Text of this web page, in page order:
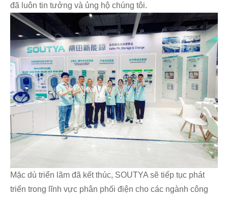
đã luôn tin tưởng và ủng hộ chúng tôi.
Mặc dù triển lãm đã kết thúc, SOUTYA sẽ tiếp tục phát
triển trong lĩnh vực phân phối điện cho các ngành công